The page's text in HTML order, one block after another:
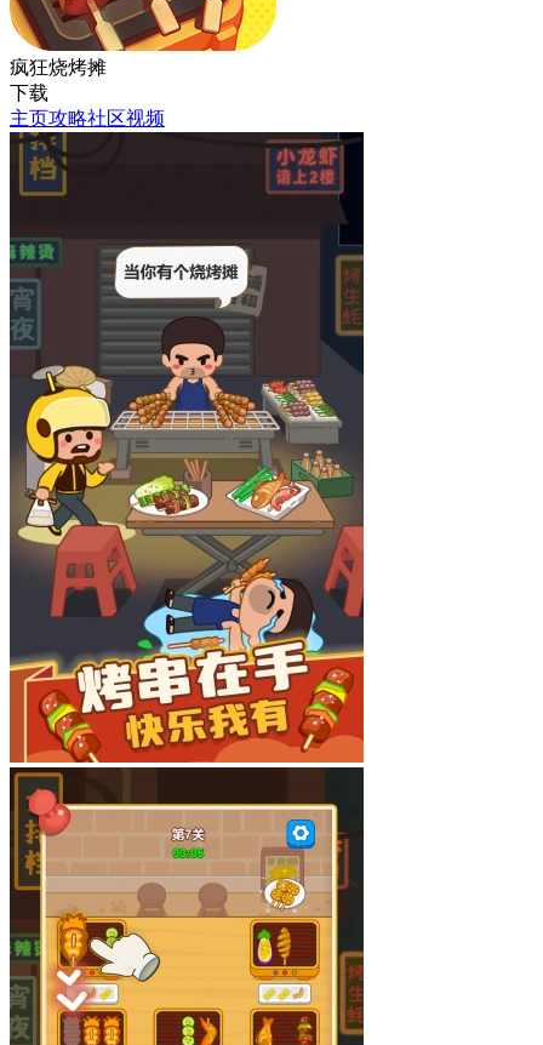
疯狂烧烤摊
下载
主页攻略社区视频